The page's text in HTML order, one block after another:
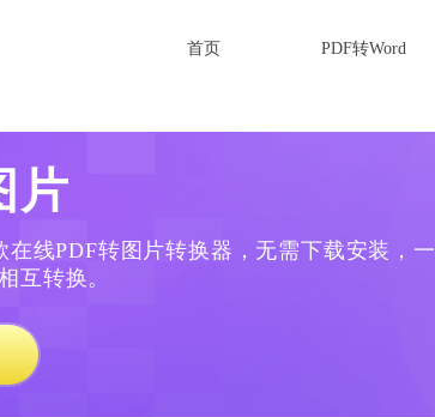
首页 PDF转Word
片
在线PDF转图片转换器，无需下载安装，一
互转换。